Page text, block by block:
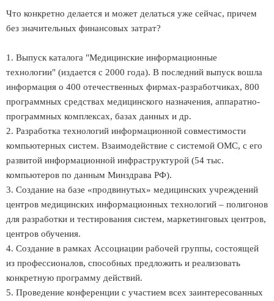
Что конкретно делается и может делаться уже сейчас, причем
без значительных финансовых затрат?
1. Выпуск каталога "Медицинские информационные
технологии" (издается с 2000 года). В последний выпуск вошла
информация о 400 отечественных фирмах-разработчиках, 800
программных средствах медицинского назначения, аппаратно-
программных комплексах, базах данных и др.
2. Разработка технологий информационной совместимости
компьютерных систем. Взаимодействие с системой ОМС, с его
развитой информационной инфраструктурой (54 тыс.
компьютеров по данным Минздрава РФ).
3. Создание на базе «продвинутых» медицинских учреждений
центров медицинских информационных технологий – полигонов
для разработки и тестирования систем, маркетинговых центров,
центров обучения.
4. Создание в рамках Ассоциации рабочей группы, состоящей
из профессионалов, способных предложить и реализовать
конкретную программу действий.
5. Проведение конференции с участием всех заинтересованных